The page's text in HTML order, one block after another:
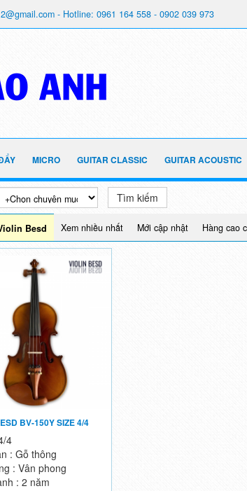
- Hotline: 0961 164 558 - 0902 039 973
MICRO GUITAR CLASSIC GUITAR ACOUSTIC
Tìm kiếm
Besd Xem nhiều nhất Mới cập nhật Hàng cao
BV-150Y SIZE 4/4
4
: Gỗ thông
: Vân phong
: 2 năm